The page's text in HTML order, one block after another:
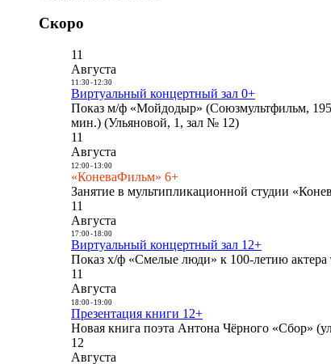
Скоро
11
Августа
11:30- 12:30
Виртуальный концертный зал 0+
Показ м/ф «Мойдодыр» (Союзмультфильм,
мин.) (Ульяновой, 1, зал № 12)
11
Августа
12:00- 13:00
«КоневаФильм» 6+
Занятие в мультипликационной студии
11
Августа
17:00- 18:00
Виртуальный концертный зал 12+
Показ х/ф «Смелые люди» к 100-летию
11
Августа
18:00- 19:00
Презентация книги 12+
Новая книга поэта Антона Чёрного «Сбор»
12
Августа